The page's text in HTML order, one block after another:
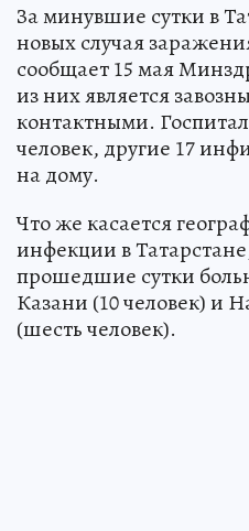
За минувшие сутки в
новых случая
сообщает 15 мая
из них является
контактными.
человек, другие 17
на дому.
Что же касается
инфекции в
прошедшие сутки
Казани (10 человек) и
(шесть человек).